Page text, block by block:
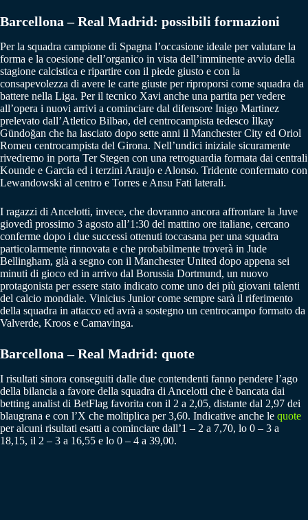
Barcellona – Real Madrid: possibili formazioni
Per la squadra campione di Spagna l’occasione ideale per valutare la
forma e la coesione dell’organico in vista dell’imminente avvio della
stagione calcistica e ripartire con il piede giusto e con la
consapevolezza di avere le carte giuste per riproporsi come squadra da
battere nella Liga. Per il tecnico Xavi anche una partita per vedere
all’opera i nuovi arrivi a cominciare dal difensore Inigo Martinez
prelevato dall’Atletico Bilbao, del centrocampista tedesco İlkay
Gündoğan che ha lasciato dopo sette anni il Manchester City ed Oriol
Romeu centrocampista del Girona. Nell’undici iniziale sicuramente
rivedremo in porta Ter Stegen con una retroguardia formata dai centrali
Kounde e Garcia ed i terzini Araujo e Alonso. Tridente confermato con
Lewandowski al centro e Torres e Ansu Fati laterali.
I ragazzi di Ancelotti, invece, che dovranno ancora affrontare la Juve
giovedì prossimo 3 agosto all’1:30 del mattino ore italiane, cercano
conferme dopo i due successi ottenuti toccasana per una squadra
particolarmente rinnovata e che probabilmente troverà in Jude
Bellingham, già a segno con il Manchester United dopo appena sei
minuti di gioco ed in arrivo dal Borussia Dortmund, un nuovo
protagonista per essere stato indicato come uno dei più giovani talenti
del calcio mondiale. Vinicius Junior come sempre sarà il riferimento
della squadra in attacco ed avrà a sostegno un centrocampo formato da
Valverde, Kroos e Camavinga.
Barcellona – Real Madrid: quote
I risultati sinora conseguiti dalle due contendenti fanno pendere l’ago
della bilancia a favore della squadra di Ancelotti che è bancata dai
betting analist di BetFlag favorita con il 2 a 2,05, distante dal 2,97 dei
blaugrana e con l’X che moltiplica per 3,60. Indicative anche le quote
per alcuni risultati esatti a cominciare dall’1 – 2 a 7,70, lo 0 – 3 a
18,15, il 2 – 3 a 16,55 e lo 0 – 4 a 39,00.